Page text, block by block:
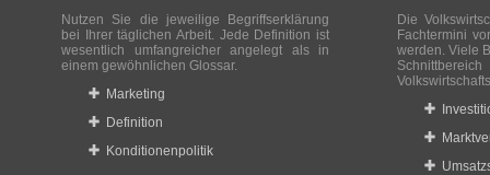
Nutzen Sie die jeweilige Begriffserklärung
bei Ihrer täglichen Arbeit. Jede Definition ist
wesentlich umfangreicher angelegt als in
einem gewöhnlichen Glossar.
Marketing
Definition
Konditionenpolitik
Die
Fachtermini
werden. Viele